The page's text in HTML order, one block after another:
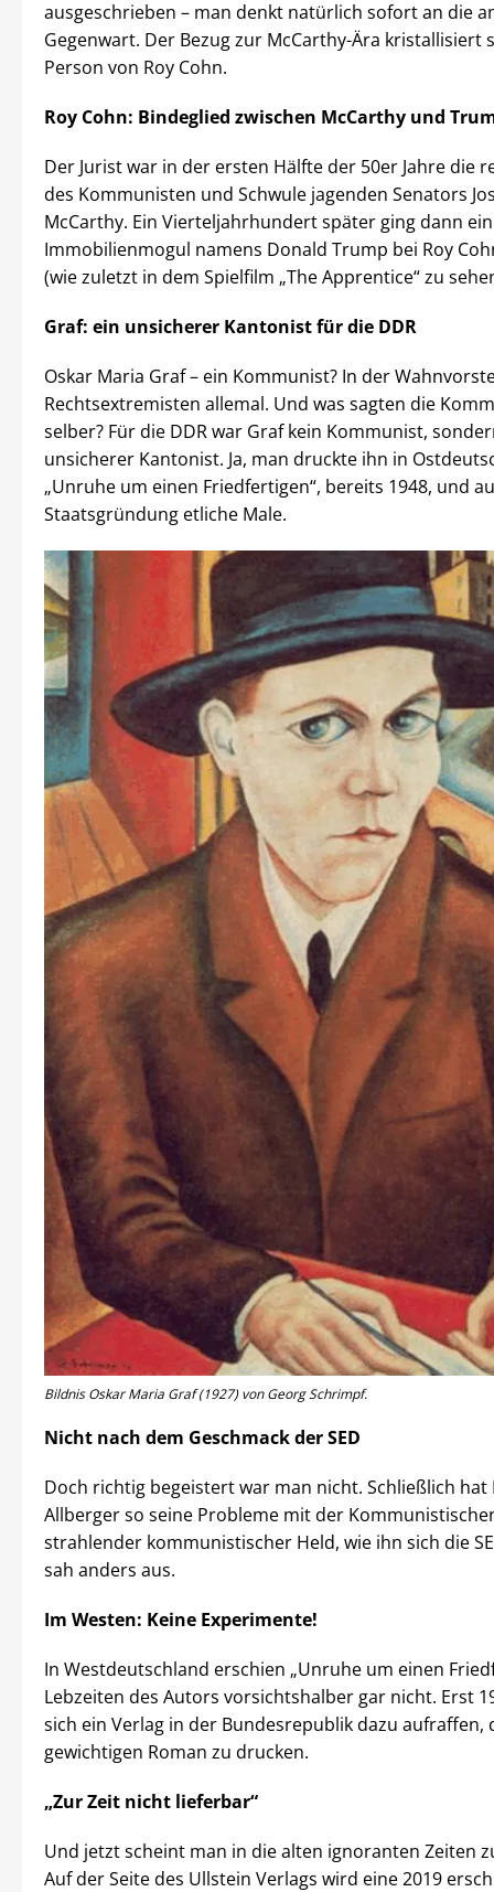
ausgeschrieben – man denkt natürlich sofort an die
Gegenwart. Der Bezug zur McCarthy-Ära kristallisiert
Person von Roy Cohn.
Roy Cohn: Bindeglied zwischen McCarthy und
Der Jurist war in der ersten Hälfte der 50er Jahre die
des Kommunisten und Schwule jagenden Senators
McCarthy. Ein Vierteljahrhundert später ging dann
Immobilienmogul namens Donald Trump bei Roy
(wie zuletzt in dem Spielfilm „The Apprentice“ zu
Graf: ein unsicherer Kantonist für die DDR
Oskar Maria Graf – ein Kommunist? In der
Rechtsextremisten allemal. Und was sagten die
selber? Für die DDR war Graf kein Kommunist,
unsicherer Kantonist. Ja, man druckte ihn in
„Unruhe um einen Friedfertigen“, bereits 1948, und
Staatsgründung etliche Male.
Bildnis Oskar Maria Graf (1927) von Georg Schrimpf.
Nicht nach dem Geschmack der SED
Doch richtig begeistert war man nicht. Schließlich hat
Allberger so seine Probleme mit der
strahlender kommunistischer Held, wie ihn sich die
sah anders aus.
Im Westen: Keine Experimente!
In Westdeutschland erschien „Unruhe um einen
Lebzeiten des Autors vorsichtshalber gar nicht. Erst
sich ein Verlag in der Bundesrepublik dazu aufraffen,
gewichtigen Roman zu drucken.
„Zur Zeit nicht lieferbar“
Und jetzt scheint man in die alten ignoranten Zeiten
Auf der Seite des Ullstein Verlags wird eine 2019